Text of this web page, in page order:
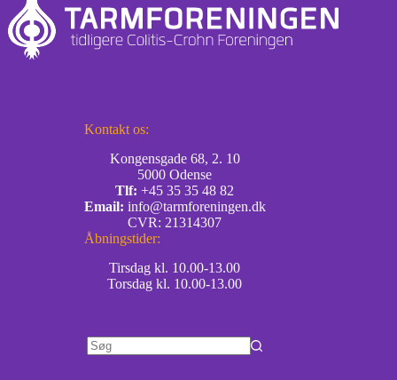
Kontakt os:
Kongensgade 68, 2. 10
5000 Odense
Tlf: +45 35 35 48 82
Email: info@tarmforeningen.dk
CVR: 21314307
Åbningstider:
Tirsdag kl. 10.00-13.00
Torsdag kl. 10.00-13.00